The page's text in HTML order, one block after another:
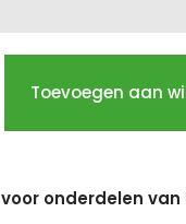
Toevoegen aan
onderdelen